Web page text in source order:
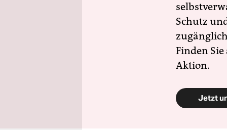
Schutz
Finden
Aktion.
Jetzt